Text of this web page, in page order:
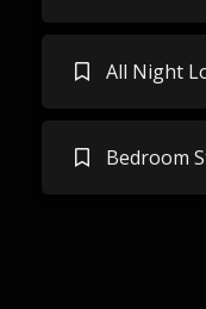
All Night
Bedroom